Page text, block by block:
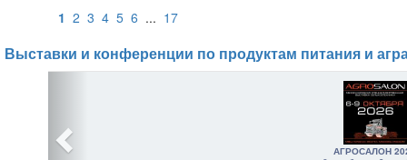
1 2 3 4 5 6 ... 17
Выставки и конференции по продуктам питания и
АГРОСАЛОН